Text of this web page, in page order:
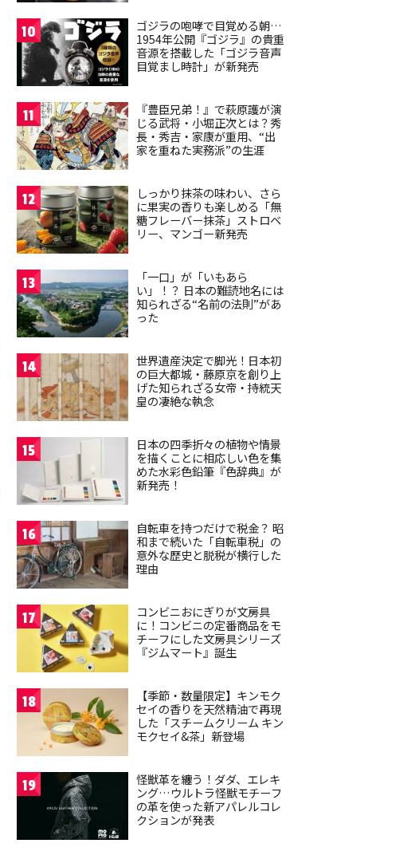
10
ゴジラの咆哮で目覚める朝…
1954年公開『ゴジラ』の貴重
音源を搭載した「ゴジラ音声
目覚まし時計」が新発売
11
『豊臣兄弟！』で萩原護が演
じる武将・小堀正次とは？秀
長・秀吉・家康が重用、“出
家を重ねた実務派”の生涯
12
しっかり抹茶の味わい、さら
に果実の香りも楽しめる「無
糖フレーバー抹茶」ストロベ
リー、マンゴー新発売
13
「一口」が「いもあら
い」！？ 日本の難読地名には
知られざる“名前の法則”があ
った
14
世界遺産決定で脚光！日本初
の巨大都城・藤原京を創り上
げた知られざる女帝・持統天
皇の凄絶な執念
15
日本の四季折々の植物や情景
を描くことに相応しい色を集
めた水彩色鉛筆『色辞典』が
新発売！
16
自転車を持つだけで税金？ 昭
和まで続いた「自転車税」の
意外な歴史と脱税が横行した
理由
17
コンビニおにぎりが文房具
に！コンビニの定番商品をモ
チーフにした文房具シリーズ
『ジムマート』誕生
18
【季節・数量限定】キンモク
セイの香りを天然精油で再現
した「スチームクリーム キン
モクセイ&茶」新登場
19
怪獣革を纏う！ダダ、エレキ
ング…ウルトラ怪獣モチーフ
の革を使った新アパレルコレ
クションが発表